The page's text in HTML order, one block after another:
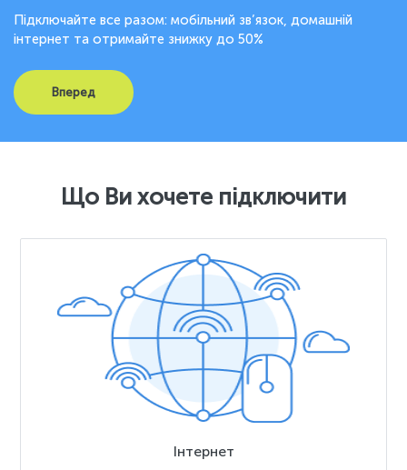
Підключайте все разом: мобільний зв’язок, домашній
інтернет та отримайте знижку до 50%
Вперед
Що Ви хочете підключити
Інтернет